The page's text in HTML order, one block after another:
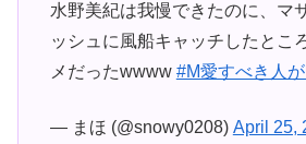
水野美紀は我慢できたのに、マ
ッシュに風船キャッチしたとこ
メだったwwww #M愛すべき人
— まほ (@snowy0208) April 25,